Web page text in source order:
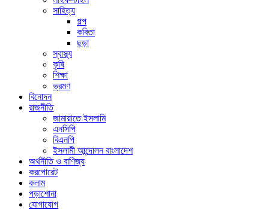
সাহিত্য
গল্প
কবিতা
ছড়া
স্বাস্থ্য
কৃষি
শিক্ষা
ভ্রমণ
বিনোদন
রাজনীতি
জামায়াতে ইসলামি
এনসিপি
বিএনপি
ইসলামী আন্দোলন বাংলাদেশ
অর্থনীতি ও বাণিজ্য
করপোরেট
কলাম
পড়াশোনা
যোগাযোগ